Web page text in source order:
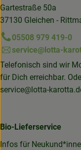
Gartestraße 50a
37130 Gleichen -
05508 979 419-0
service@lotta-
Telefonisch sind wir
für Dich erreichbar.
service@lotta-
Bio-Lieferservice
Infos für